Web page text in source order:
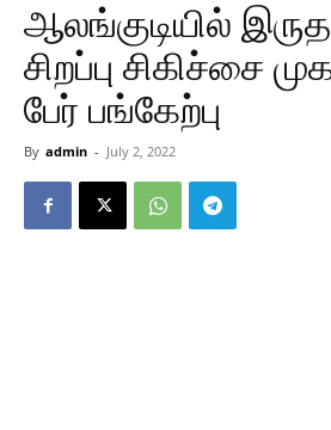
ஆலங்குடியில்
சிறப்பு சிகிச்சை
பேர் பங்கேற்பு
By admin - July 2, 2022